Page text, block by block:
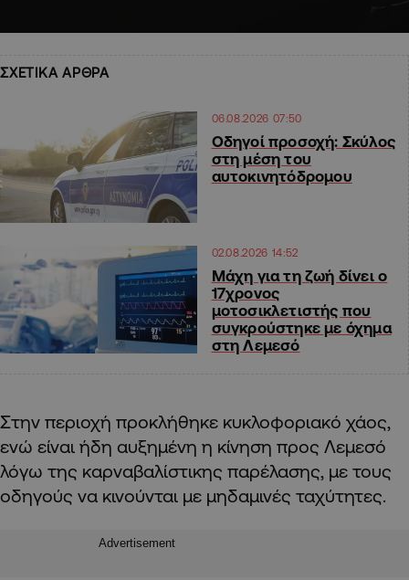
ΣΧΕΤΙΚΑ ΑΡΘΡΑ
06.08.2026 07:50
Οδηγοί προσοχή: Σκύλος
στη μέση του
αυτοκινητόδρομου
02.08.2026 14:52
Μάχη για τη ζωή δίνει ο
17χρονος
μοτοσικλετιστής που
συγκρούστηκε με όχημα
στη Λεμεσό
Στην περιοχή προκλήθηκε κυκλοφοριακό χάος,
ενώ είναι ήδη αυξημένη η κίνηση προς Λεμεσό
λόγω της καρναβαλίστικης παρέλασης, με τους
οδηγούς να κινούνται με μηδαμινές ταχύτητες.
Advertisement